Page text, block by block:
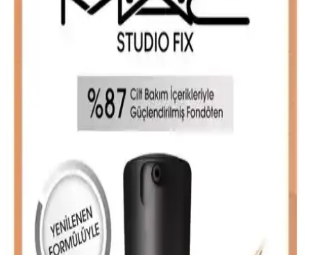
Note Fondöten Karşılaştırması: Detox & Protect ile
Luminous Moisturizing Ürünleri Analizi
özellikleri, kullanıcı yorumları ve performansları detaylı incelenerek,
cilt tipine uygun en iyi seçeneği belirlemenize yardımcı oluyor.
Mac Studio Fix Fluid ve Studio Radiance Serum-
powered Fondöten Karşılaştırması
İki popüler Mac fondöten ürününü detaylı karşılaştırıyoruz. Mat ve
yüksek kapatıcılığa sahip Studio Fix Fluid ile ışıltılı ve cilt bakımına
odaklanan Studio Radiance Serum-powered fondöten arasındaki
farkları keşfedin.
Note Cosmetique ve Note Mattifying Fondöten
Karşılaştırması: Hangi Ürün Sizin İçin Uygun